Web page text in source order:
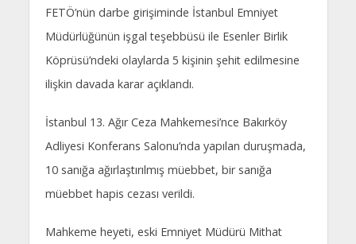
FETÖ’nün darbe girişiminde İstanbul Emniyet
Müdürlüğünün işgal teşebbüsü ile Esenler Birlik
Köprüsü’ndeki olaylarda 5 kişinin şehit edilmesine
ilişkin davada karar açıklandı.
İstanbul 13. Ağır Ceza Mahkemesi’nce Bakırköy
Adliyesi Konferans Salonu’nda yapılan duruşmada,
10 sanığa ağırlaştırılmış müebbet, bir sanığa
müebbet hapis cezası verildi.
Mahkeme heyeti, eski Emniyet Müdürü Mithat